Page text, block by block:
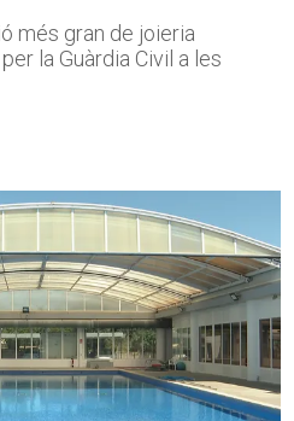
més gran de joieria
la Guàrdia Civil a les